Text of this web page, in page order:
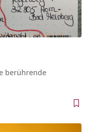
berührende